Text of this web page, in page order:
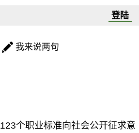
登陆
我来说两句
123个职业标准向社会公开征求意